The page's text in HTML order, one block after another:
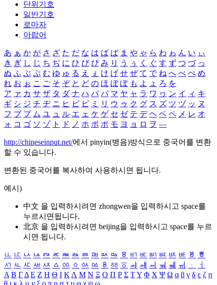
단위기호
일반기호
로마자
아랍어
あ ぁ か が さ ざ た だ な は ば ぱ ま や ゃ ら わ ゎ ん い ぃ
き ぎ し じ ち ぢ に ひ び ぴ み り う ぅ く ぐ す ず つ づ っ
ぬ ふ ぶ ぷ む ゆ ゅ る え ぇ け げ せ ぜ て で ね へ べ ぺ め
れ お ぉ こ ご そ ぞ と ど の ほ ぼ ぽ も よ ょ ろ を
ア ァ カ サ ザ タ ダ ナ ハ バ パ マ ヤ ャ ラ ワ ヮ ン イ ィ キ
ギ シ ジ チ ヂ ニ ヒ ビ ピ ミ リ ウ ゥ ク グ ス ズ ツ ヅ ッ ヌ
フ ブ プ ム ユ ュ ル エ ェ ケ ゲ セ ゼ テ デ ヘ ベ ペ メ レ オ
ォ コ ゴ ソ ゾ ト ド ノ ホ ボ ポ モ ヨ ョ ロ ヲ ―
http://chineseinput.net/에서 pinyin(병음)방식으로 중국어를 변환
할 수 있습니다.
변환된 중국어를 복사하여 사용하시면 됩니다.
예시)
中文 을 입력하시려면 zhongwen을 입력하시고 space를
누르시면됩니다.
北京 을 입력하시려면 beijing을 입력하시고 space를 누르
시면 됩니다.
ㅥ ㅦ ㅧ ㅨ ㅩ ㅪ ㅫ ㅬ ㅭ ㅮ ㅯ ㅰ ㅱ ㅲ ㅳ ㅴ ㅵ ㅶ ㅷ ㅸ
ㅹ
ㅺ ㅻ ㅼ ㅽ ㅾ ㅿ ㆀ ㆁ ㆂ ㆃ ㆄ ㆅ ㆆ ㆇ ㆈ ㆉ ㆊ ㆋ ㆌ ㆍ
ㆎ
Α Β ΓΔ Ε Ζ Η Θ Ι ΚΛ Μ Ν Ξ Ο Π Ρ Σ ΤΥ Φ Χ Ψ Ω α β γ δ ε ζ η